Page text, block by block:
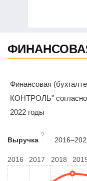
Финансовая
КОНТРОЛЬ"
2022 годы
Выручка
?
2016 2017 2018